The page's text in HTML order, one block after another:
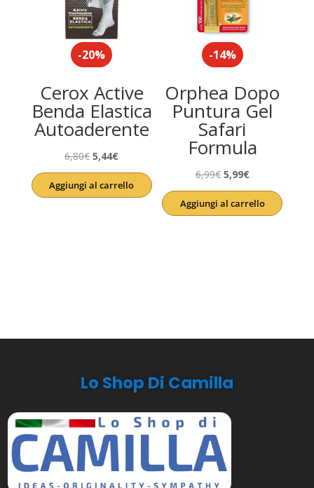
-20%
Cerox Active
Benda Elastica
Autoaderente
6,80€Il
prezzo
originale
5,44€Il
prezzo
attuale
Aggiungi al carrello
-14%
Orphea Dopo
Puntura Gel
Safari
Formula
6,99€ Il
prezzo
originale
5,99€Il
prezzo
attuale
Aggiungi al carrello
Lo Shop Di Camilla